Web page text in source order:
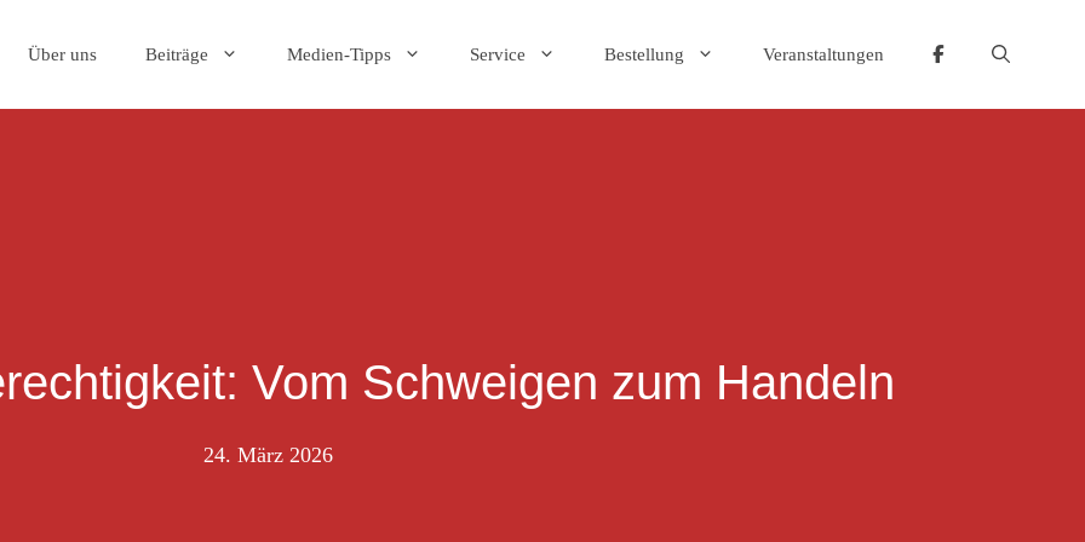
Über uns Beiträge Medien-Tipps Service Bestellung Veranstaltungen
Vom Schweigen zum Handeln
24. März 2026